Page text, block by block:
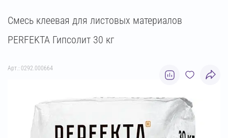
Смесь клеевая для листовых материалов
PERFEKTA Гипсолит 30 кг
Арт.: 0292.000664